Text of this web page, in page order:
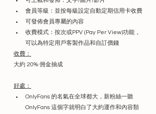
會員等級：並按每級設定自動定期信用卡收費
可發佈會員專屬的內容
收費模式：按次或PPV (Pay Per View)功能，
可以為特定用戶客製作品和自訂價錢
收費：
大約 20% 佣金抽成
好處：
OnlyFans 的名氣在全球都大，新粉絲一聽
OnlyFans 這個字就明白了大約運作和內容類